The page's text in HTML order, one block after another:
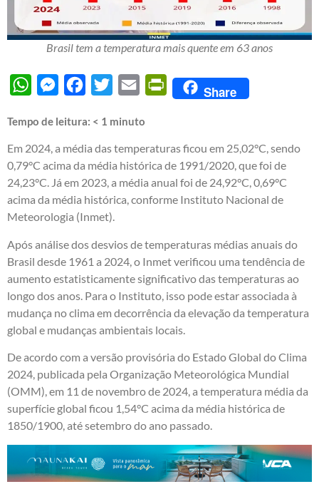
Brasil tem a temperatura mais quente em 63 anos
WhatsAppMessengerFacebook
Twitter Email PrintFriendly
Share
Tempo de leitura: < 1 minuto
Em 2024, a média das temperaturas ficou em 25,02°C, sendo
0,79°C acima da média histórica de 1991/2020, que foi de
24,23°C. Já em 2023, a média anual foi de 24,92°C, 0,69°C
acima da média histórica, conforme Instituto Nacional de
Meteorologia (Inmet).
Após análise dos desvios de temperaturas médias anuais do
Brasil desde 1961 a 2024, o Inmet verificou uma tendência de
aumento estatisticamente significativo das temperaturas ao
longo dos anos. Para o Instituto, isso pode estar associada à
mudança no clima em decorrência da elevação da temperatura
global e mudanças ambientais locais.
De acordo com a versão provisória do Estado Global do Clima
2024, publicada pela Organização Meteorológica Mundial
(OMM), em 11 de novembro de 2024, a temperatura média da
superfície global ficou 1,54°C acima da média histórica de
1850/1900, até setembro do ano passado.